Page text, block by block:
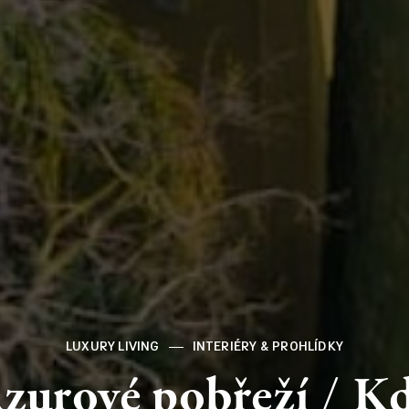
LUXURY LIVING INTERIÉRY & PROHLÍDKY